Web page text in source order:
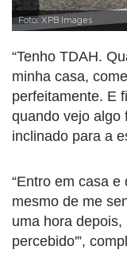
Foto: XPB Images
“Tenho TDAH.
minha casa,
perfeitamente. E
quando vejo algo
inclinado para a
“Entro em casa
mesmo de me
uma hora depois,
percebido'”,